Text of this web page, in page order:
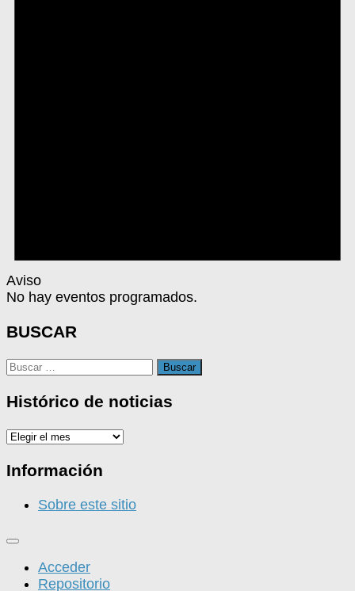
Aviso
No hay eventos programados.
BUSCAR
Buscar:
Histórico de noticias
Histórico
noticias
Información
Sobre este sitio
Acceder
Repositorio